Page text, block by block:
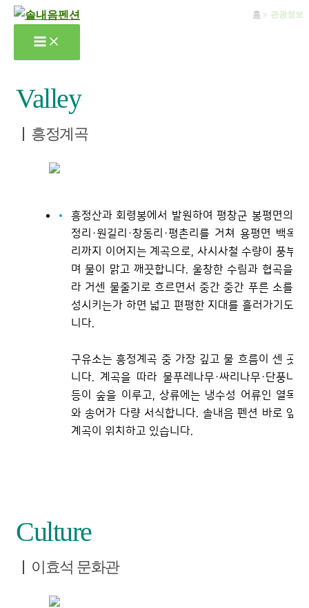
콘
홈 관광정보
Valley
흥정계곡
흥정산과 회령봉에서 발원하여 평창군 봉평면의 흥
정리·원길리·창동리·평촌리를 거쳐 용평면 백옥포
리까지 이어지는 계곡으로, 사시사철 수량이 풍부하
며 물이 맑고 깨끗합니다. 울창한 수림과 협곡을 따
라 거센 물줄기로 흐르면서 중간 중간 푸른 소를 형
성시키는가 하면 넓고 편평한 지대를 흘러가기도 합
니다.
구유소는 흥정계곡 중 가장 깊고 물 흐름이 센 곳입
니다. 계곡을 따라 물푸레나무·싸리나무·단풍나무
등이 숲을 이루고, 상류에는 냉수성 어류인 열목어
와 송어가 다량 서식합니다. 솔내음 펜션 바로 앞에
계곡이 위치하고 있습니다.
Culture
이효석 문화관